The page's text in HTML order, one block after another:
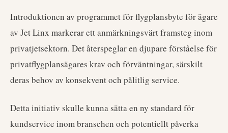
Introduktionen av programmet för flygplansbyte för ägare
av Jet Linx markerar ett anmärkningsvärt framsteg inom
privatjetsektorn. Det återspeglar en djupare förståelse för
privatflygplansägares krav och förväntningar, särskilt
deras behov av konsekvent och pålitlig service.
Detta initiativ skulle kunna sätta en ny standard för
kundservice inom branschen och potentiellt påverka